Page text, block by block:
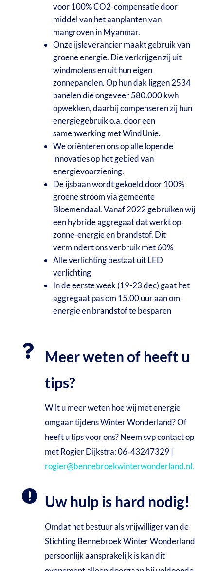
voor 100% CO2-compensatie door
middel van het aanplanten van
mangroven in Myanmar.
Onze ijsleverancier maaktgebruik van
groene energie. Die verkrijgen zij uit
windmolens en uit hun eigen
zonnepanelen. Op hun dak liggen 2534
panelen die ongeveer 580.000 kwh
opwekken, daarbij compenseren zij hun
energiegebruik o.a. door een
samenwerking met WindUnie.
We oriënteren ons op alle lopende
innovaties op het gebied van
energievoorziening.
De ijsbaan wordt gekoeld door 100%
groene stroom via gemeente
Bloemendaal. Vanaf 2022 gebruiken wij
een hybride aggregaat dat werkt op
zonne-energie en brandstof. Dit
vermindert ons verbruik met 60%
Alle verlichting bestaat uit LED
verlichting
In de eerste week (19-23 dec) gaat het
aggregaat pas om 15.00 uur aan om
energie en brandstof te besparen

Meer weten of heeft u
tips?
Wilt u meer weten hoe wij met energie
omgaan tijdens Winter Wonderland? Of
heeft u tips voor ons? Neem svp contact op
met Rogier Dijkstra: 06-43247329 |
rogier@bennebroekwinterwonderland.nl.
 Uw hulp is hard nodig!
Omdat het bestuur als vrijwilliger van de
Stichting Bennebroek Winter Wonderland
persoonlijk aansprakelijk is kan dit